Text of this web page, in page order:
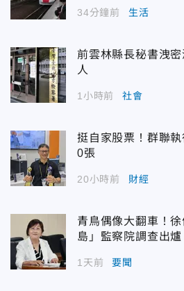
34分鐘前 生活
前雲林縣長秘書洩
人
1小時前 社會
挺自家股票！群聯
0張
20小時前 財經
青鳥偶像大翻車！
島」監察院調查出爐
1天前 要聞